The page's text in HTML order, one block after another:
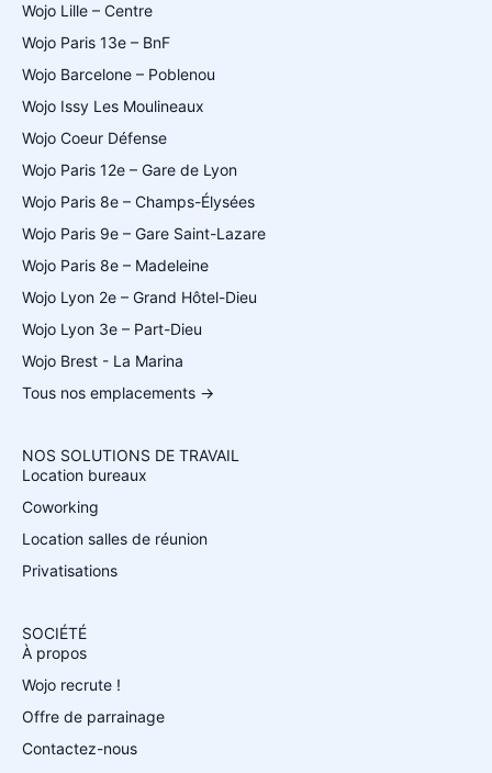
Wojo Lille – Centre
Wojo Paris 13e – BnF
Wojo Barcelone – Poblenou
Wojo Issy Les Moulineaux
Wojo Coeur Défense
Wojo Paris 12e – Gare de Lyon
Wojo Paris 8e – Champs-Élysées
Wojo Paris 9e – Gare Saint-Lazare
Wojo Paris 8e – Madeleine
Wojo Lyon 2e – Grand Hôtel-Dieu
Wojo Lyon 3e – Part-Dieu
Wojo Brest - La Marina
Tous nos emplacements →
NOS SOLUTIONS DE TRAVAIL
Location bureaux
Coworking
Location salles de réunion
Privatisations
SOCIÉTÉ
À propos
Wojo recrute !
Offre de parrainage
Contactez-nous